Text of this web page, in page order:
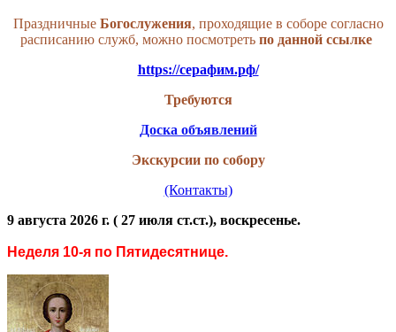
ПраздничныеБогослужения, проходящие в соборе согласно
расписанию служб, можно посмотреть по данной ссылке
https://серафим.рф/
Требуются
Доска объявлений
Экскурсии по собору
(Контакты)
9 августа 2026 г. ( 27 июля ст.ст.), воскресенье.
Неделя 10-я по Пятидесятнице.